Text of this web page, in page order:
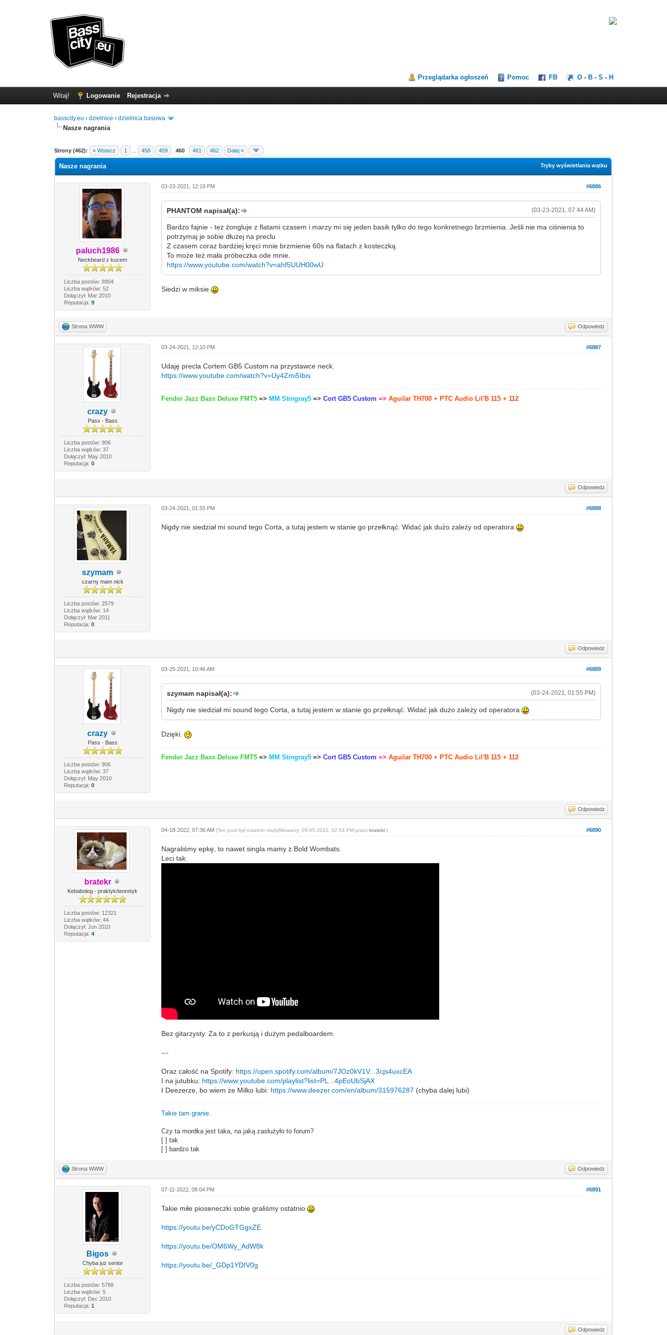
Przeglądarka ogłoszeń Pomoc FB O - B -S - H
Witaj! Logowanie Rejestracja
basscity.eu ›dzielnice ›dzielnica basowa
Nasze nagrania
Strony (462): « Wstecz 1 458 459 460 461 462 Dalej »
Tryby wyświetlania wątku
Nasze nagrania
paluch1986
Neckbeard z kucem
Liczba postów: 8904
Liczba wątków: 52
Dołączył: Mar 2010
Reputacja: 9
#6886
03-23-2021, 12:19 PM
(03-23-2021, 07:44 AM)
PHANTOM napisał(a):
Bardzo fajnie - tez żongluje z flatami czasem i marzy mi się jeden basik tylko do tego konkretnego brzmienia. Jeśli nie ma ciśnienia to
potrzymaj je sobie dłużej na preclu
Z czasem coraz bardziej kręci mnie brzmienie 60s na flatach z kosteczką.
To może też mała próbeczka ode mnie.
https://www.youtube.com/watch?v=ahf5UUH00wU
Siedzi w miksie
Strona WWW Odpowiedz
crazy
Pass - Bass
Liczba postów: 906
Liczba wątków: 37
Dołączył: May 2010
Reputacja: 0
#6887
03-24-2021, 12:10 PM
Udaję precla Cortem GB5 Custom na przystawce neck.
https://www.youtube.com/watch?v=Uy4Zmi5Ibis
Fender Jazz Bass Deluxe FMT5 => MM Stingray5 => Cort GB5 Custom => Aguilar TH700 + PTC Audio Lil'B 115 + 112
Odpowiedz
szymam
czarny mam nick
Liczba postów: 2579
Liczba wątków: 14
Dołączył: Mar 2011
Reputacja: 0
#6888
03-24-2021, 01:55 PM
Nigdy nie siedział mi sound tego Corta, a tutaj jestem w stanie go przełknąć. Widać jak dużo zależy od operatora
Odpowiedz
crazy
Pass - Bass
Liczba postów: 906
Liczba wątków: 37
Dołączył: May 2010
Reputacja: 0
#6889
03-25-2021, 10:46 AM
(03-24-2021, 01:55 PM)
szymam napisał(a):
Nigdy nie siedział mi sound tego Corta, a tutaj jestem w stanie go przełknąć. Widać jak dużo zależy od operatora
Dzięki.
Fender Jazz Bass Deluxe FMT5 => MM Stingray5 => Cort GB5 Custom => Aguilar TH700 + PTC Audio Lil'B 115 + 112
Odpowiedz
bratekr
Kebabolog - praktyk/teoretyk
Liczba postów: 12321
Liczba wątków: 44
Dołączył: Jun 2010
Reputacja: 4
#6890
04-18-2022, 07:36 AM(Ten post był ostatnio modyfikowany: 05-05-2022, 02:54 PM przezbratekr.)
Nagraliśmy epkę, to nawet singla mamy z Bold Wombats.
Leci tak:
Bez gitarzysty. Za to z perkusją i dużym pedalboardem.
---
Oraz całość na Spotify: https://open.spotify.com/album/7JOz0kV1V...3cjs4uxcEA
I na jutubku: https://www.youtube.com/playlist?list=PL...4pEoUbSjAX
I Deezerze, bo wiem że Milko lubi: https://www.deezer.com/en/album/315976287 (chyba dalej lubi)
Takie tam granie.
Czy ta mordka jest taka, na jaką zasłużyło to forum?
[ ] tak
[ ] bardzo tak
Strona WWW Odpowiedz
Bigos
Chyba już senior
Liczba postów: 5788
Liczba wątków: 5
Dołączył: Dec 2010
Reputacja: 1
#6891
07-11-2022, 08:04 PM
Takie miłe pioseneczki sobie graliśmy ostatnio
https://youtu.be/yCDoGTGgxZE
https://youtu.be/OM6Wy_AdW8k
https://youtu.be/_GDp1YDIV0g
Odpowiedz